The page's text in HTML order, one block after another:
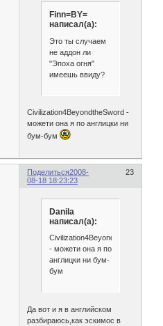
Finn=BY=
написал(а):
Это ты случаем
не аддон ли
"Эпоха огня"
имеешь ввиду?
Civilization4BeyondtheSword -
можети она я по англицки ни
бум-бум
Поделиться 23
2008-
08-18 18:23:23
Danila
написал(а):
Civilization4BeyondtheSword
- можети она я по
англицки ни бум-
бум
Да вот и я в английском
разбираюсь,как эскимос в